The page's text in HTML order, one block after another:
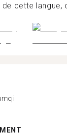
cette langue,